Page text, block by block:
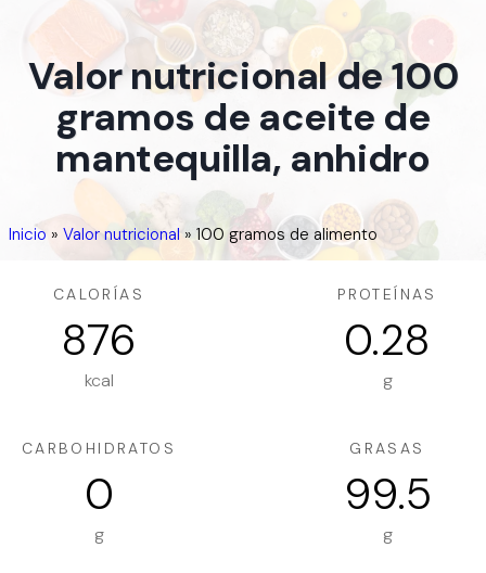
Valor nutricional de 100
gramos de aceite de
mantequilla, anhidro
Inicio » Valor nutricional» 100 gramos de alimento
CALORÍAS
876
kcal
PROTEÍNAS
0.28
g
CARBOHIDRATOS
0
g
GRASAS
99.5
g